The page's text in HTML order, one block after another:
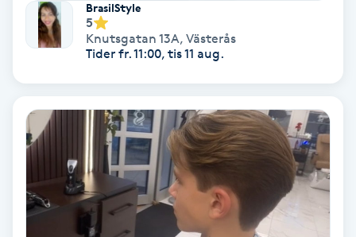
Tandläkare
Tatueringsborttagning
Terapi
Thaimassage
BrasilStyle
5
Knutsgatan 13A, Västerås
Tider fr. 11:00, tis 11 aug.